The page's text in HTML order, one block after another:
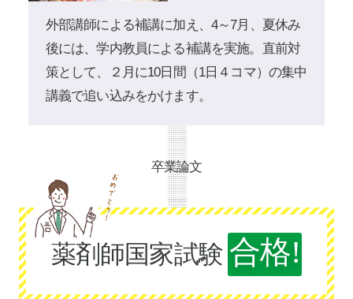
外部講師による補講に加え、4～7月、夏休み
後には、学内教員による補講を実施。直前対
策として、２月に10日間（1日４コマ）の集中
講義で追い込みをかけます。
卒業論文
薬剤師国家試験 合格!